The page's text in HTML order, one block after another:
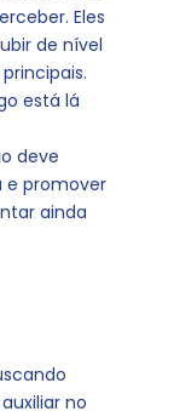
Eles
de nível
está lá
deve
e promover
ainda
no